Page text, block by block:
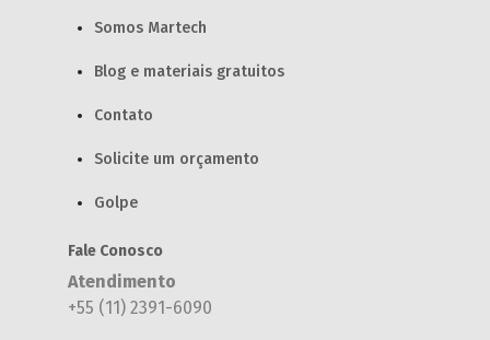
Somos Martech
Blog e materiais gratuitos
Contato
Solicite um orçamento
Golpe
Fale Conosco
Atendimento
+55 (11) 2391-6090